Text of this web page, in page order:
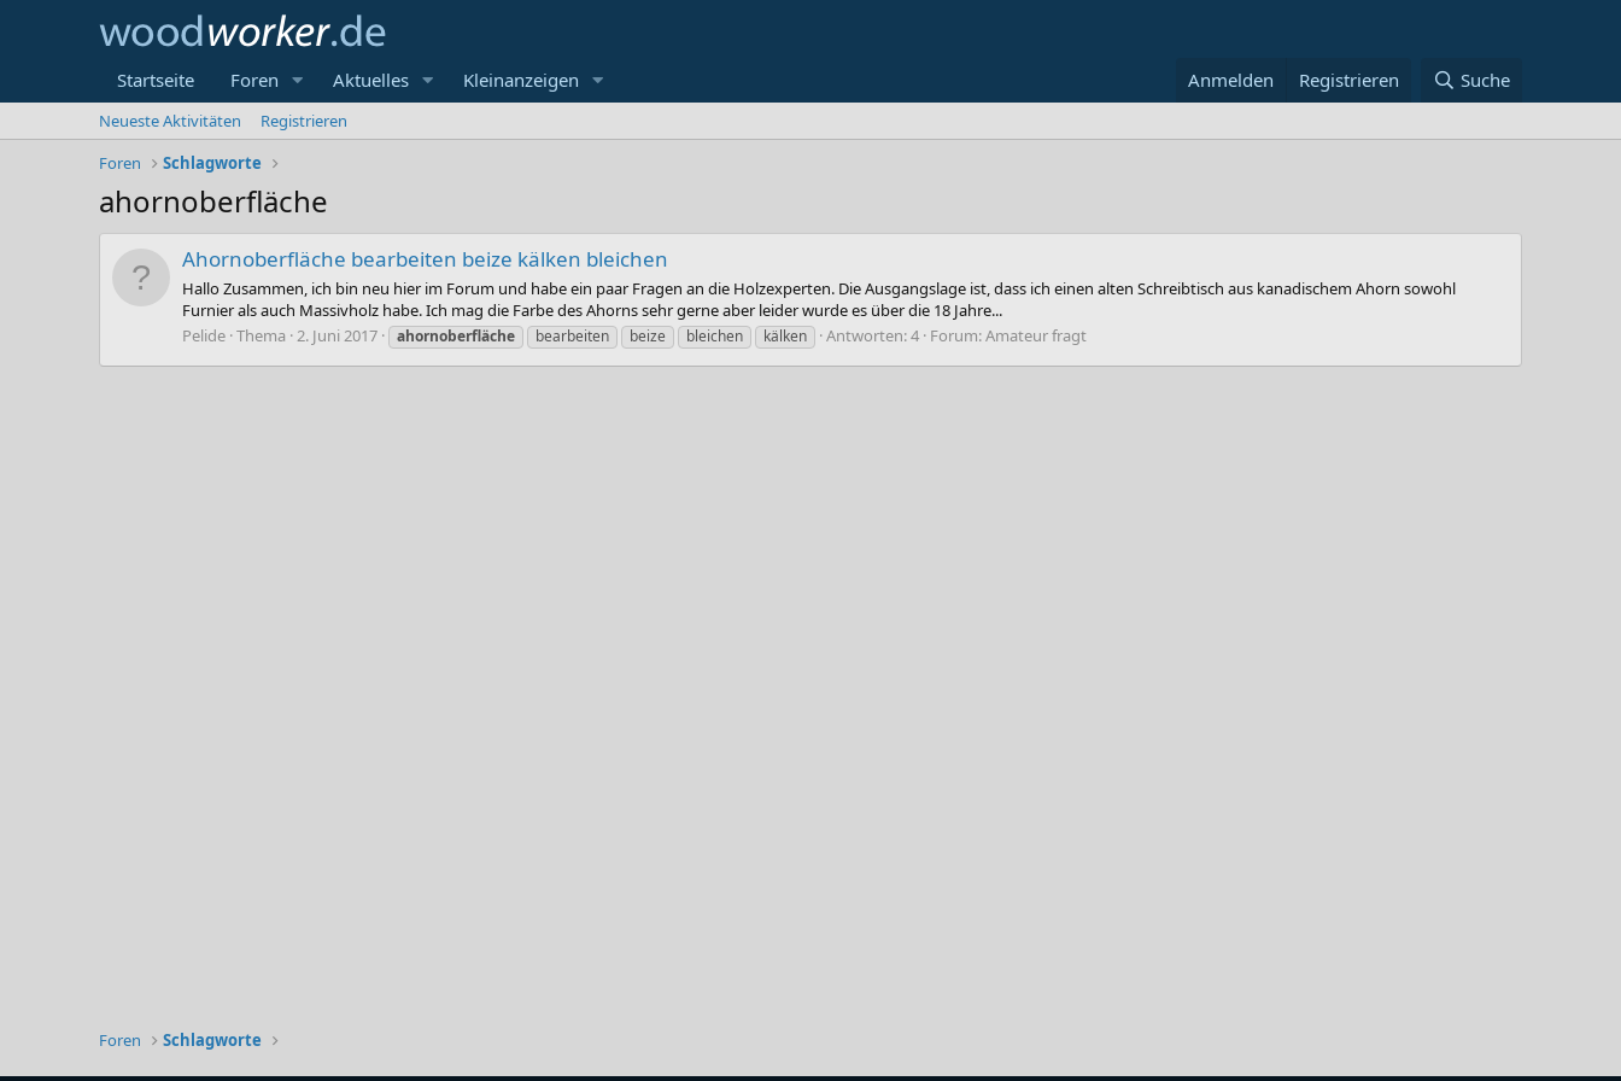
Startseite Foren Aktuelles Kleinanzeigen Anmelden Registrieren Suche
Neueste Aktivitäten
Registrieren
Foren
Schlagworte
ahornoberfläche
Ahornoberfläche bearbeiten beize kälken bleichen
Hallo Zusammen, ich bin neu hier im Forum und habe ein paar Fragen an die Holzexperten. Die Ausgangslage ist, dass ich einen alten Schreibtisch aus kanadischem Ahorn sowohl
Furnier als auch Massivholz habe. Ich mag die Farbe des Ahorns sehr gerne aber leider wurde es über die 18 Jahre...
Pelide Thema 2. Juni 2017 ahornoberfläche bearbeiten beize bleichen kälken Antworten: 4 Forum:Amateur fragt
Foren Schlagworte